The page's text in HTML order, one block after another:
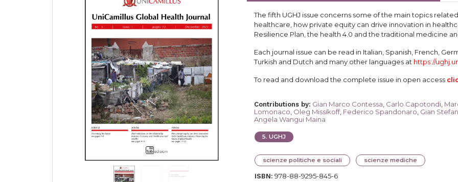
The fifth UGHJ issue concerns some of the main topics
healthcare, how private equity can drive innovation in
Resilience Plan, the health 4.0 and the traditional medicine
Each journal issue can be read in Italian, Spanish, French,
Turkish and Dutch and many other languages at https://
To read and download the complete issue in open access
Contributions by: Gian Marco Contessa Carlo Capotondi
Lomonaco Oleg Missikoff, Federico Spandonaro Gian
Angela Wangui Maina
5. UGHJ
scienze politiche e sociali scienze mediche
ISBN: 978-88-9295-845-6